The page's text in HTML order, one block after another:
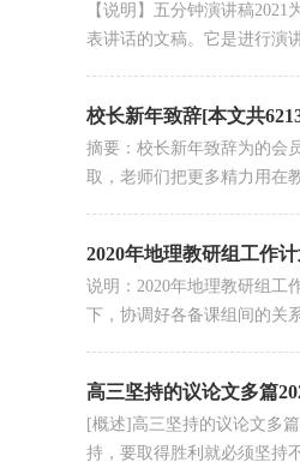
【说明】五分钟演讲稿
表讲话的文稿。它是进行演
校长新年致辞[本文共
摘要：校长新年致辞为的会
取，老师们把更多精力用在
2020年地理教研组工作
说明：2020年地理教研组工
下，协调好各备课组间的关
高三坚持的议论文多篇
[概述]高三坚持的议论文多
持，要取得胜利就必须坚持